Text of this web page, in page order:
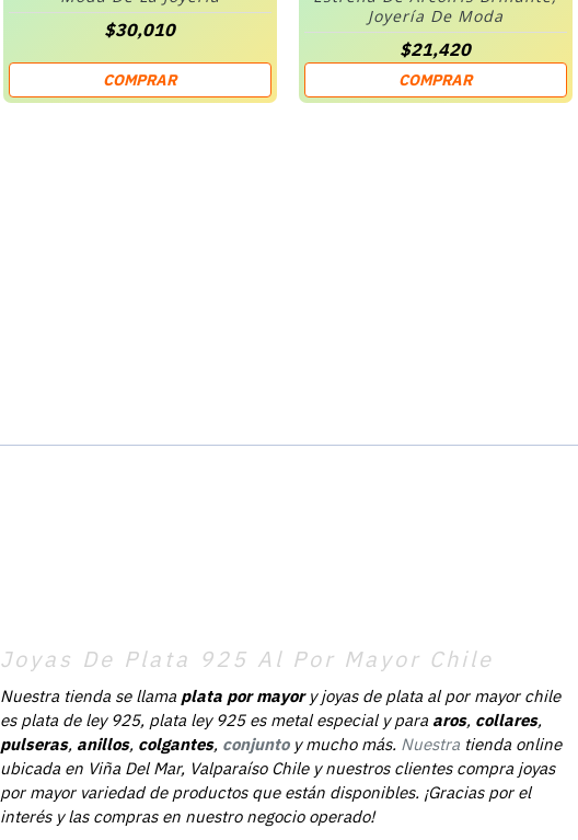
$30,010
COMPRAR
Joyería De Moda
$21,420
COMPRAR
Joyas De Plata 925 Al Por Mayor Chile
Nuestra tienda se llama plata por mayory joyas de plata al por mayor chile
es plata de ley 925, plata ley 925 es metal especial y para aros, collares,
pulseras, anillos, colgantes, conjunto y mucho más. Nuestra tienda online
ubicada en Viña Del Mar, Valparaíso Chile y nuestros clientes compra joyas
por mayor variedad de productos que están disponibles. ¡Gracias por el
interés y las compras en nuestro negocio operado!